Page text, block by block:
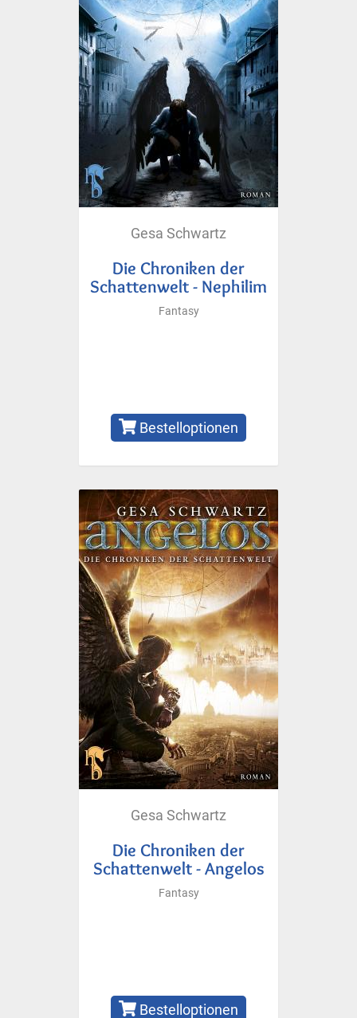
Gesa Schwartz
Die Chroniken der
Schattenwelt - Nephilim
Fantasy
Bestelloptionen
Gesa Schwartz
Die Chroniken der
Schattenwelt - Angelos
Fantasy
Bestelloptionen